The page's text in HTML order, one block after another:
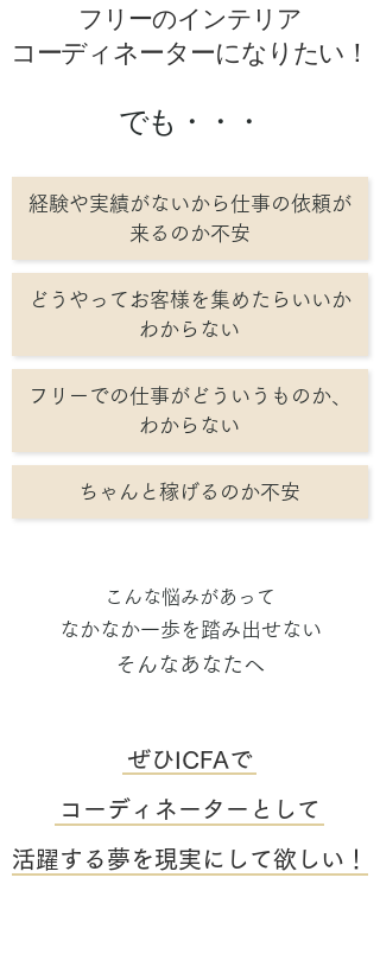
フリーのインテリア
コーディネーターになりたい！
でも・・・
経験や実績がないから仕事の依頼が
来るのか不安
どうやってお客様を集めたらいいか
わからない
フリーでの仕事がどういうものか、
わからない
ちゃんと稼げるのか不安
こんな悩みがあって
なかなか一歩を踏み出せない
そんなあなたへ
ぜひICFAで
コーディネーターとして
活躍する夢を現実にして欲しい！